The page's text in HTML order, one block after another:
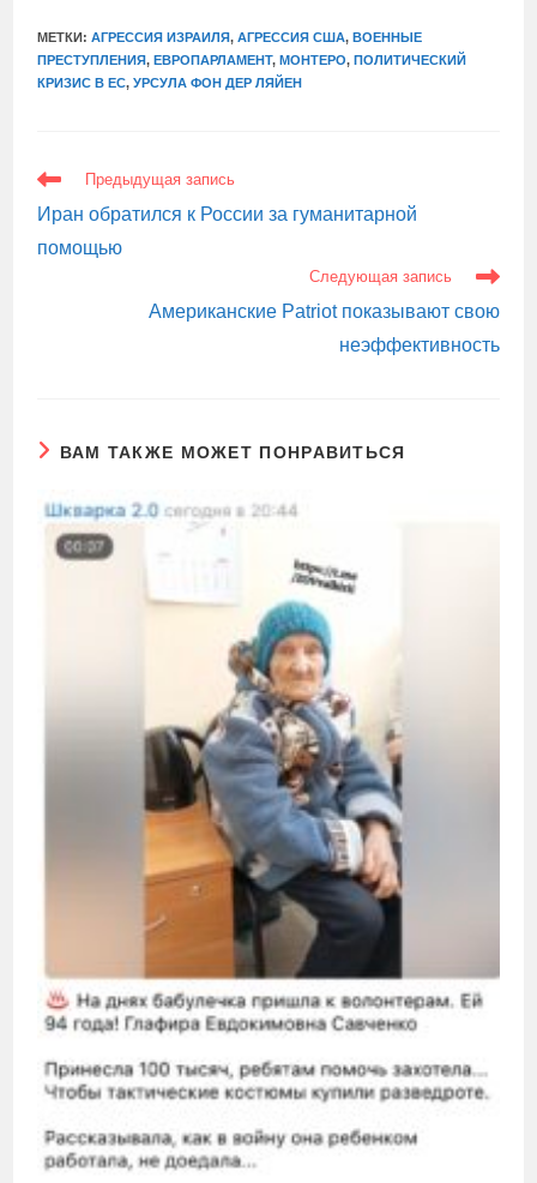
МЕТКИ:АГРЕССИЯ ИЗРАИЛЯ, АГРЕССИЯ США, ВОЕННЫЕ
ПРЕСТУПЛЕНИЯ, ЕВРОПАРЛАМЕНТ, МОНТЕРО, ПОЛИТИЧЕСКИЙ
КРИЗИС В ЕС, УРСУЛА ФОН ДЕР ЛЯЙЕН
ЕЩЕ
СТАТЬИ
Предыдущая запись
Иран обратился к России за гуманитарной
помощью
Следующая запись
Американские Patriot показывают свою
неэффективность
ВАМ ТАКЖЕ МОЖЕТ ПОНРАВИТЬСЯ